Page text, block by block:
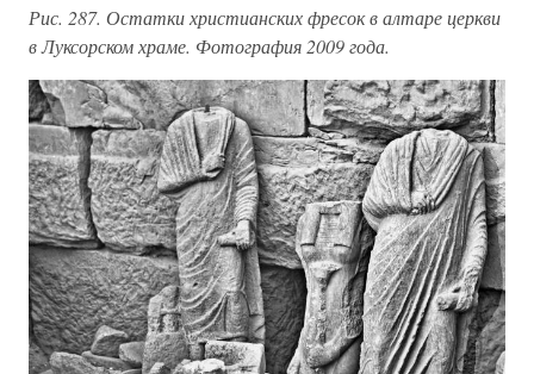
Рис. 287. Остатки христианских фресок в алтаре церкви
в Луксорском храме. Фотография 2009 года.